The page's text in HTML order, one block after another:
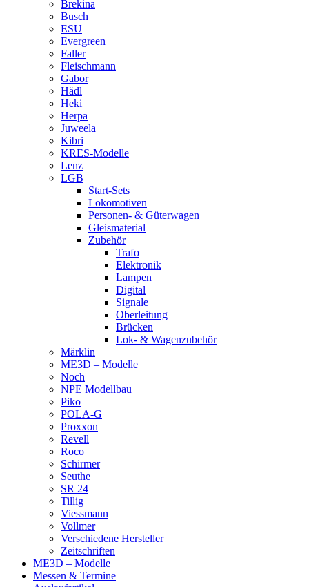
Brekina
Busch
ESU
Evergreen
Faller
Fleischmann
Gabor
Hädl
Heki
Herpa
Juweela
Kibri
KRES-Modelle
Lenz
LGB
Start-Sets
Lokomotiven
Personen- & Güterwagen
Gleismaterial
Zubehör
Trafo
Elektronik
Lampen
Digital
Signale
Oberleitung
Brücken
Lok- & Wagenzubehör
Märklin
ME3D – Modelle
Noch
NPE Modellbau
Piko
POLA-G
Proxxon
Revell
Roco
Schirmer
Seuthe
SR 24
Tillig
Viessmann
Vollmer
Verschiedene Hersteller
Zeitschriften
ME3D – Modelle
Messen & Termine